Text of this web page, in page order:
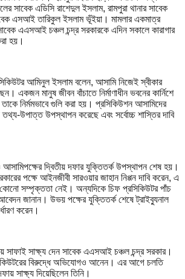
সাবেক এডিসি রাশেদুল ইসলাম, রামপুরা থানার সাবেক
এসআই তারিকুল ইসলাম ভূঁইয়া। মামলার একমাত্র
এএসআই চঞ্চল চন্দ্র সরকারকে এদিন সকালে কারাগার
হয়।
আমিনুল ইসলাম বলেন, আসামি নিজেই স্বীকার
একজন মানুষ জীবন বাঁচাতে নির্মাণাধীন ভবনের কার্নিশে
নির্মমভাবে গুলি করা হয়। প্রসিকিউশন আসামিদের
উপাত্ত উপস্থাপন করেছে এবং সর্বোচ্চ শাস্তির দাবি
দ্বিতীয় দফার যুক্তিতর্ক উপস্থাপন শেষ হয়।
পক্ষে আইনজীবী সারওয়ার জাহান নিপ্পন দাবি করেন, এ
কোনো সম্পৃক্ততা নেই। অন্যদিকে চিফ প্রসিকিউটর পাঁচ
জানান। উভয় পক্ষের যুক্তিতর্ক শেষে ট্রাইব্যুনাল
করেন।
সাক্ষ্য দেন সাবেক এএসআই চঞ্চল চন্দ্র সরকার।
বিরুদ্ধে অভিযোগও আনেন। এর আগে চলতি
সাক্ষ্য দিয়েছিলেন তিনি।